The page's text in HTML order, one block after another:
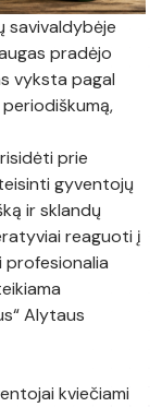
savivaldybėje
pradėjo
vyksta pagal
prie
gyventojų
ir sklandų
reaguoti į
Alytaus
kviečiami